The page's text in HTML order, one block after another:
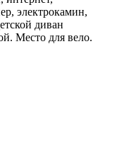
электрокамин,
диван
Место для вело.